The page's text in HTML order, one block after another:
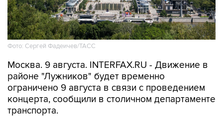
Фото: Сергей Фадеичев/ТАСС
Москва. 9 августа. INTERFAX.RU - Движение в
районе "Лужников" будет временно
ограничено 9 августа в связи с проведением
концерта, сообщили в столичном департаменте
транспорта.